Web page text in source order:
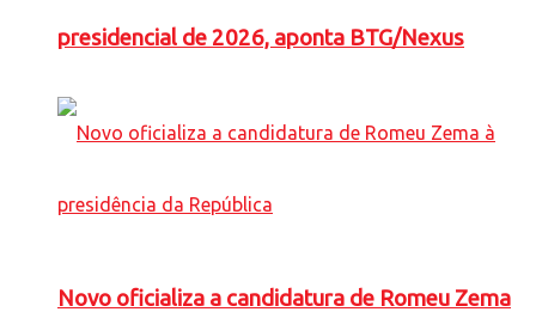
presidencial de 2026, aponta BTG/Nexus
Novo oficializa a candidatura de Romeu Zema